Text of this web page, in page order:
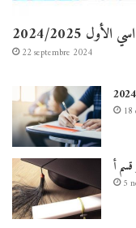
2024/2025
22 septembre 2024
قسم أ
5